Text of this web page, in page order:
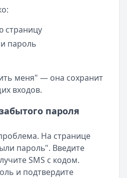
страницу
пароль
меня" — она сохранит
входов.
пароля
На странице
пароль". Введите
SMS с кодом.
и подтвердите